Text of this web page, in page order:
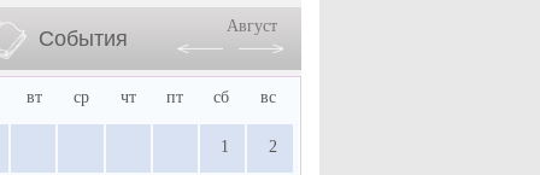
События
Август
вт ср чт пт сб вс
1 2